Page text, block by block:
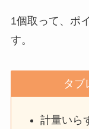
1個取って、ポ
す。
タブ
計量いら